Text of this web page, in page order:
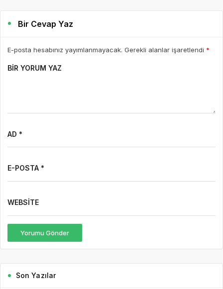
Bir Cevap Yaz
E-posta hesabınız yayımlanmayacak. Gerekli alanlar işaretlendi *
BIR YORUM YAZ
AD *
E-POSTA *
WEBSITE
Yorumu Gönder
Son Yazılar